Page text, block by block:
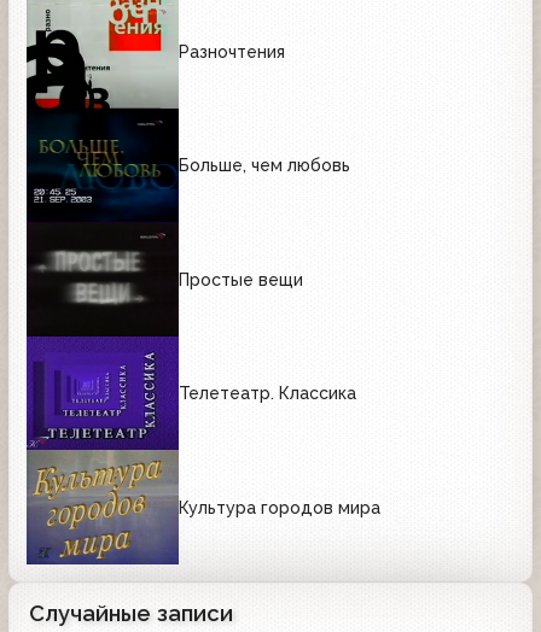
Разночтения
Больше, чем любовь
Простые вещи
Телетеатр. Классика
Культура городов мира
Случайные записи